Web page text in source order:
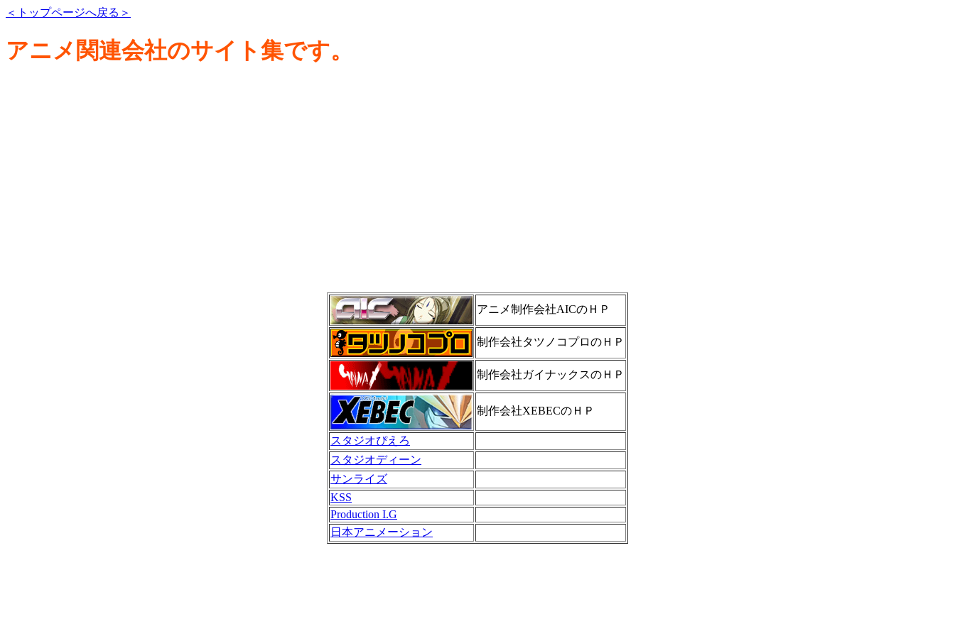
＜トップページへ戻る＞
アニメ関連会社のサイト集です。
アニメ制作会社AICのＨＰ
制作会社タツノコプロのＨＰ
制作会社ガイナックスのＨＰ
制作会社XEBECのＨＰ
スタジオぴえろ
スタジオディーン
サンライズ
KSS
Production I.G
日本アニメーション